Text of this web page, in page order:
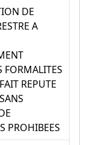
DE
A
FORMALITES
REPUTE
PROHIBEES